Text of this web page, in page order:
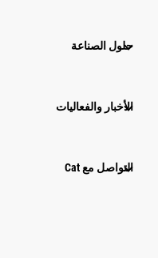
حلول الصناعة
الأخبار والفعاليات
التواصل مع Cat